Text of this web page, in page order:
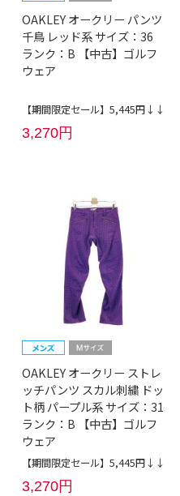
OAKLEY オークリー パンツ
千鳥 レッド系 サイズ：36
ランク：B 【中古】ゴルフ
ウェア
【期間限定セール】5,445円↓↓
3,270円
OAKLEY オークリー ストレ
ッチパンツ スカル刺繍 ドッ
ト柄 パープル系 サイズ：31
ランク：B 【中古】ゴルフ
ウェア
【期間限定セール】5,445円↓↓
3,270円